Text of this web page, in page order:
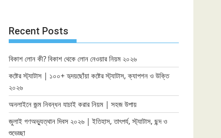
Recent Posts
বিকাশ লোন কী? বিকাশ থেকে লোন নেওয়ার নিয়ম ২০২৬
কষ্টের স্ট্যাটাস | ১০০+ হৃদয়ছোঁয়া কষ্টের স্ট্যাটাস, ক্যাপশন ও উক্তি
২০২৬
অনলাইনে জন্ম নিবন্ধন যাচাই করার নিয়ম | সহজ উপায়
জুলাই গণঅভ্যুত্থান দিবস ২০২৬ | ইতিহাস, তাৎপর্য, স্ট্যাটাস, ছন্দ ও
শুভেচ্ছা